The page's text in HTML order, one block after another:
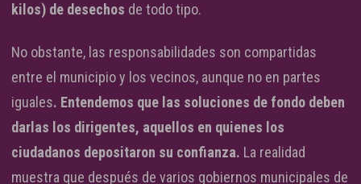
kilos) de desechos de todo tipo.
No obstante, las responsabilidades son compartidas
entre el municipio y los vecinos, aunque no en partes
iguales. Entendemos que las soluciones de fondo deben
darlas los dirigentes, aquellos en quienes los
ciudadanos depositaron su confianza. La realidad
muestra que después de varios gobiernos municipales de